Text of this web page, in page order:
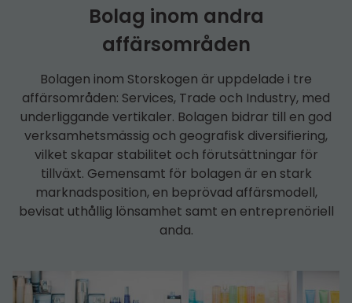
Bolag inom andra
affärsområden
Bolagen inom Storskogen är uppdelade i tre
affärsområden: Services, Trade och Industry, med
underliggande vertikaler. Bolagen bidrar till en god
verksamhetsmässig och geografisk diversifiering,
vilket skapar stabilitet och förutsättningar för
tillväxt. Gemensamt för bolagen är en stark
marknadsposition, en beprövad affärsmodell,
bevisat uthållig lönsamhet samt en entreprenöriell
anda.